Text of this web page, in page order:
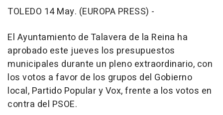
TOLEDO 14 May. (EUROPA PRESS) -
El Ayuntamiento de Talavera de la Reina ha
aprobado este jueves los presupuestos
municipales durante un pleno extraordinario, con
los votos a favor de los grupos del Gobierno
local, Partido Popular y Vox, frente a los votos en
contra del PSOE.